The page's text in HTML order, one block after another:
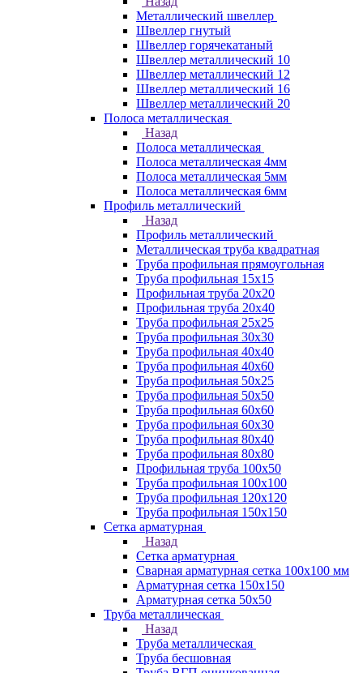
Металлический швеллер
Швеллер гнутый
Швеллер горячекатаный
Швеллер металлический 10
Швеллер металлический 12
Швеллер металлический 16
Швеллер металлический 20
Полоса металлическая
Назад
Полоса металлическая
Полоса металлическая 4мм
Полоса металлическая 5мм
Полоса металлическая 6мм
Профиль металлический
Назад
Профиль металлический
Металлическая труба квадратная
Труба профильная прямоугольная
Труба профильная 15х15
Профильная труба 20х20
Профильная труба 20х40
Труба профильная 25х25
Труба профильная 30x30
Труба профильная 40х40
Труба профильная 40х60
Труба профильная 50х25
Труба профильная 50х50
Труба профильная 60x60
Труба профильная 60х30
Труба профильная 80х40
Труба профильная 80х80
Профильная труба 100х50
Труба профильная 100х100
Труба профильная 120х120
Труба профильная 150х150
Сетка арматурная
Назад
Сетка арматурная
Сварная арматурная сетка 100х100 мм
Арматурная сетка 150х150
Арматурная сетка 50х50
Труба металлическая
Назад
Труба металлическая
Труба бесшовная